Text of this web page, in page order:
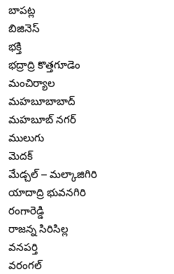
బాపట్ల
బిజినెస్
భక్తి
భద్రాద్రి కొత్తగూడెం
మంచిర్యాల
మహబూబాబాద్
మహబూబ్ నగర్
ములుగు
మెదక్
మేడ్చల్ – మల్కాజిగిరి
యాదాద్రి భువనగిరి
రంగారెడ్డి
రాజన్న సిరిసిల్ల
వనపర్తి
వరంగల్